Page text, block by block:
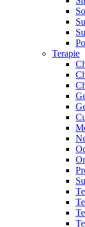
Campione
Richiedi
Trova la tua
Scopri le
Terapie